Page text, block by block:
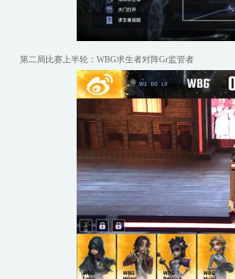
第二局比赛上半轮：WBG求生者对阵Gr监管者